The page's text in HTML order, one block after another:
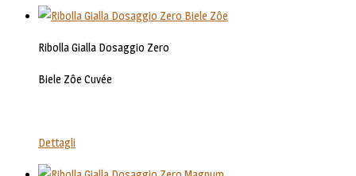
Ribolla Gialla Dosaggio Zero
Biele Zôe Cuvée
Dettagli